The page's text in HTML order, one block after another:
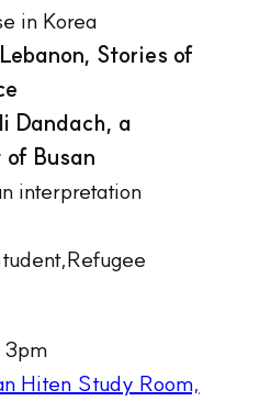
in Korea
Stories of
Dandach, a
of Busan
interpretation
3pm
Hiten Study Room,